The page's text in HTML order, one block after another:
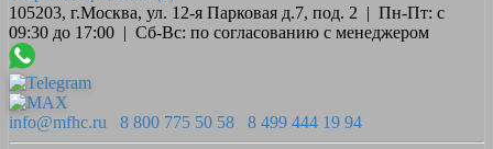
105203, г.Москва, ул. 12-я Парковая д.7, под. 2 | Пн-Пт: с
09:30 до 17:00 | Сб-Вс: по согласованию с менеджером
info@mfhc.ru 8 800 775 50 58 8 499 444 19 94